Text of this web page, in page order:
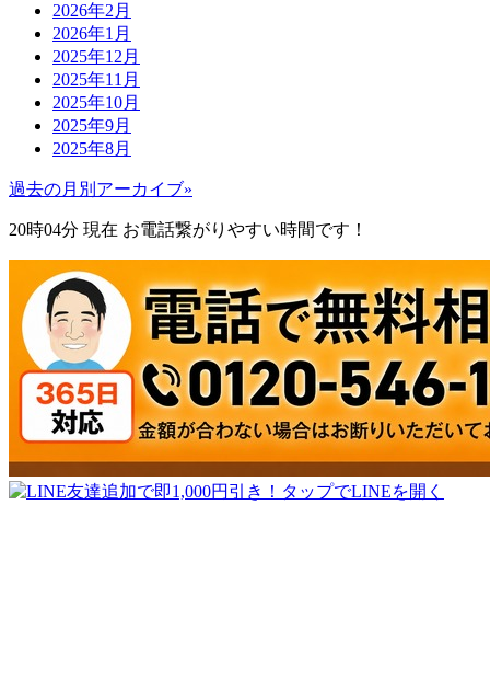
2026年2月
2026年1月
2025年12月
2025年11月
2025年10月
2025年9月
2025年8月
過去の月別アーカイブ»
20時04分 現在 お電話繋がりやすい時間です！